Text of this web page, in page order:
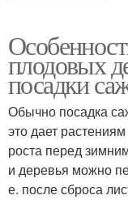
плодовых
посадки
Обычно посадка
это дает
роста перед
и деревья можно
е. после сброса